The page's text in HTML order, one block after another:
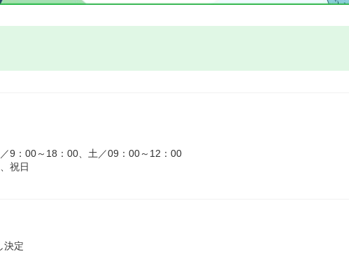
9：00～18：00、土／09：00～12：00
祝日
決定